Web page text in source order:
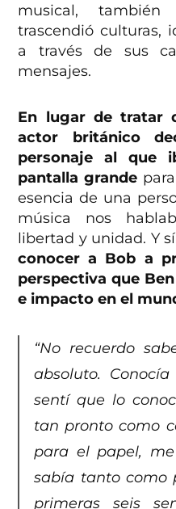
musical,
trascendió culturas,
a través de sus
mensajes.
En lugar de tratar
actor británico
personaje al que
pantalla grande
esencia de una
música nos
libertad y unidad. Y
conocer a Bob a
perspectiva que
e impacto en el
“No recuerdo
absoluto.
sentí que lo
tan pronto como
para el papel,
sabía tanto como
primeras seis